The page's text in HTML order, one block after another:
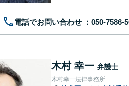
電話でお問い合わせ
木村 幸一 弁護士
木村幸一法律事務所